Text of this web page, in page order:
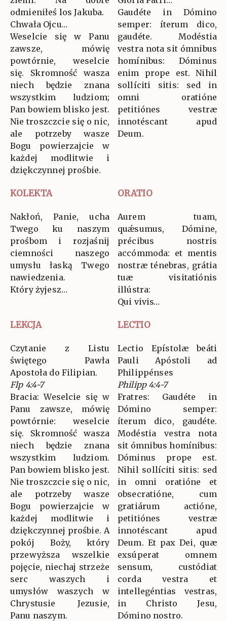
odmieniłeś los Jakuba.
Chwała Ojcu…
Weselcie się w Panu
zawsze, mówię
powtórnie, weselcie
się. Skromność wasza
niech będzie znana
wszystkim ludziom;
Pan bowiem blisko jest.
Nie troszczcie się o nic,
ale potrzeby wasze
Bogu powierzajcie w
każdej modlitwie i
dziękczynnej prośbie.
Gaudéte in Dómino
semper: íterum dico,
gaudéte. Modéstia
vestra nota sit ómnibus
homínibus: Dóminus
enim prope est. Nihil
sollíciti sitis: sed in
omni oratióne
petitiónes vestræ
innotéscant apud
Deum.
KOLEKTA ORATIO
Nakłoń, Panie, ucha
Twego ku naszym
prośbom i rozjaśnij
ciemności naszego
umysłu łaską Twego
nawiedzenia.
Który żyjesz…
Aurem tuam,
quǽsumus, Dómine,
précibus nostris
accómmoda: et mentis
nostræ ténebras, grátia
tuæ visitatiónis
illústra:
Qui vivis…
LEKCJA LECTIO
Czytanie z Listu
świętego Pawła
Apostoła do Filipian.
Flp 4:4-7
Bracia: Weselcie się w
Panu zawsze, mówię
powtórnie: weselcie
się. Skromność wasza
niech będzie znana
wszystkim ludziom.
Pan bowiem blisko jest.
Nie troszczcie się o nic,
ale potrzeby wasze
Bogu powierzajcie w
każdej modlitwie i
dziękczynnej prośbie. A
pokój Boży, który
przewyższa wszelkie
pojęcie, niechaj strzeże
serc waszych i
umysłów waszych w
Chrystusie Jezusie,
Panu naszym.
Lectio Epístolæ beáti
Pauli Apóstoli ad
Philippénses
Philipp 4:4-7
Fratres: Gaudéte in
Dómino semper:
íterum dico, gaudéte.
Modéstia vestra nota
sit ómnibus homínibus:
Dóminus prope est.
Nihil sollíciti sitis: sed
in omni oratióne et
obsecratióne, cum
gratiárum actióne,
petitiónes vestræ
innotéscant apud
Deum. Et pax Dei, quæ
exsúperat omnem
sensum, custódiat
corda vestra et
intellegéntias vestras,
in Christo Jesu,
Dómino nostro.